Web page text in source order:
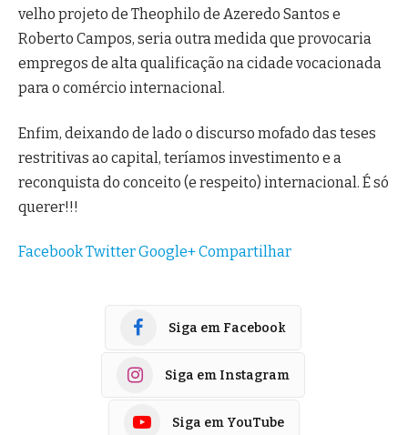
velho projeto de Theophilo de Azeredo Santos e
Roberto Campos, seria outra medida que provocaria
empregos de alta qualificação na cidade vocacionada
para o comércio internacional.
Enfim, deixando de lado o discurso mofado das teses
restritivas ao capital, teríamos investimento e a
reconquista do conceito (e respeito) internacional. É só
querer!!!
FacebookTwitterGoogle+Compartilhar
Siga em Facebook
Siga em Instagram
Siga em YouTube